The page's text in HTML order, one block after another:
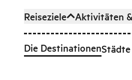
Zum Hauptinhalt
Reiseziele
Die Destinationen
Aktivitäten